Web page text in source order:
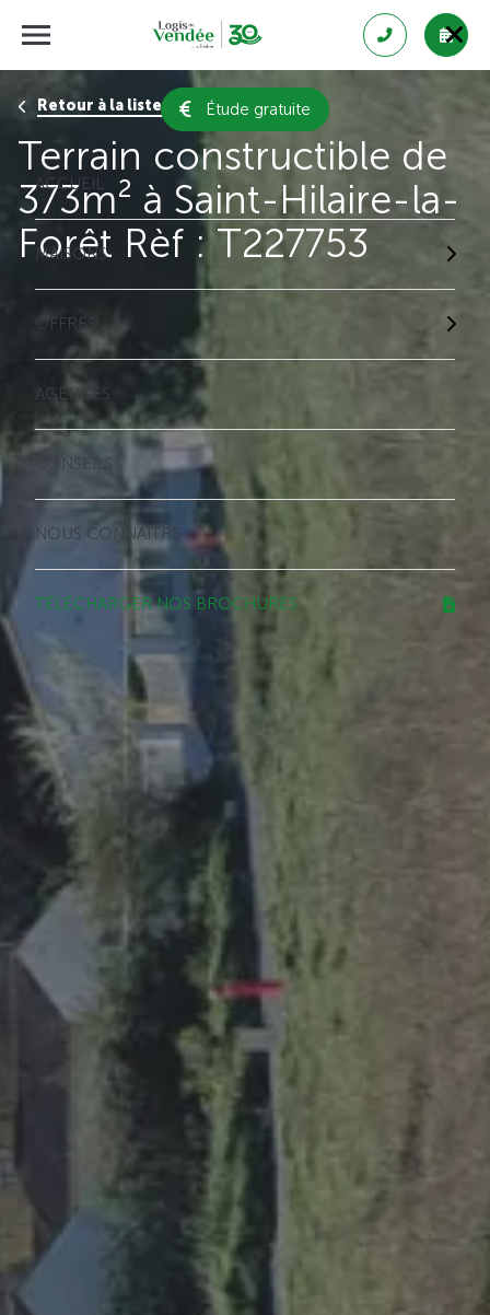
Étude gratuite
ACCUEIL
MAISONS
OFFRES
AGENCES
CONSEILS
NOUS CONNAÎTRE
TÉLÉCHARGER NOS BROCHURES
Retour à la liste des résultats
Terrain constructible de
373m² à Saint-Hilaire-la-
Forêt Rèf : T227753